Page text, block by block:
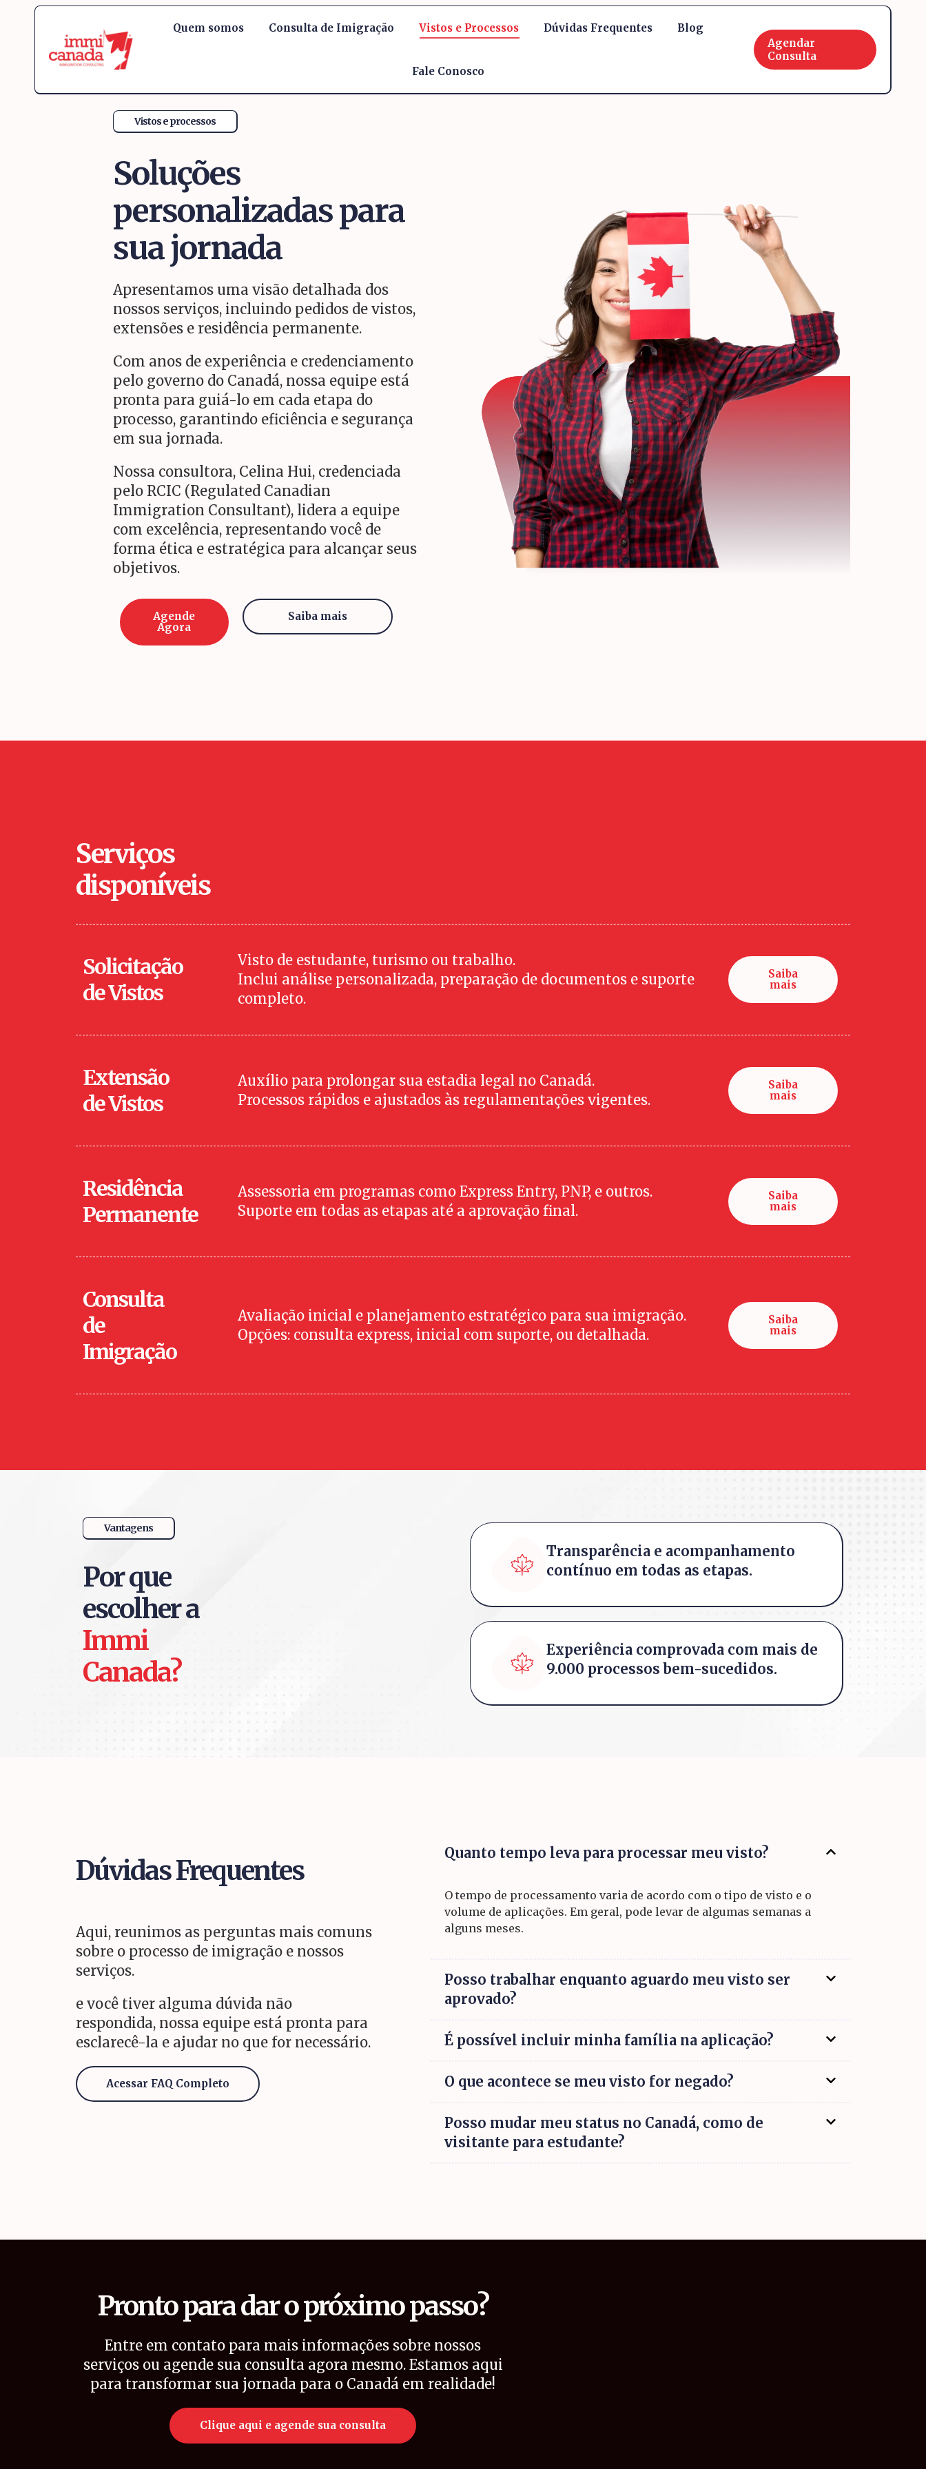
Quem somos Consulta de Imigração Vistos e Processos Dúvidas Frequentes Blog
Fale Conosco
Agendar
Consulta
Vistos e processos
Soluções
personalizadas para
sua jornada
Apresentamos uma visão detalhada dos
nossos serviços, incluindo pedidos de vistos,
extensões e residência permanente.
Com anos de experiência e credenciamento
pelo governo do Canadá, nossa equipe está
pronta para guiá-lo em cada etapa do
processo, garantindo eficiência e segurança
em sua jornada.
Nossa consultora, Celina Hui, credenciada
pelo RCIC (Regulated Canadian
Immigration Consultant), lidera a equipe
com excelência, representando você de
forma ética e estratégica para alcançar seus
objetivos.
Agende
Agora
Saiba mais
Serviços
disponíveis
Solicitação
de Vistos
Visto de estudante, turismo ou trabalho.
Inclui análise personalizada, preparação de documentos e suporte
completo.
Saiba
mais
Extensão
de Vistos
Auxílio para prolongar sua estadia legal no Canadá.
Processos rápidos e ajustados às regulamentações vigentes.
Saiba
mais
Residência
Permanente
Assessoria em programas como Express Entry, PNP, e outros.
Suporte em todas as etapas até a aprovação final.
Saiba
mais
Consulta
de
Imigração
Avaliação inicial e planejamento estratégico para sua imigração.
Opções: consulta express, inicial com suporte, ou detalhada.
Saiba
mais
Vantagens
Por que
escolher a
Immi
Canada?
Transparência e acompanhamento
contínuo em todas as etapas.
Experiência comprovada com mais de
9.000 processos bem-sucedidos.
Dúvidas Frequentes
Aqui, reunimos as perguntas mais comuns
sobre o processo de imigração e nossos
serviços.
e você tiver alguma dúvida não
respondida, nossa equipe está pronta para
esclarecê-la e ajudar no que for necessário.
Acessar FAQ Completo
Quanto tempo leva para processar meu visto?
O tempo de processamento varia de acordo com o tipo de visto e o
volume de aplicações. Em geral, pode levar de algumas semanas a
alguns meses.
Posso trabalhar enquanto aguardo meu visto ser
aprovado?
É possível incluir minha família na aplicação?
O que acontece se meu visto for negado?
Posso mudar meu status no Canadá, como de
visitante para estudante?
Pronto para dar o próximo passo?
Entre em contato para mais informações sobre nossos
serviços ou agende sua consulta agora mesmo. Estamos aqui
para transformar sua jornada para o Canadá em realidade!
Clique aqui e agende sua consulta